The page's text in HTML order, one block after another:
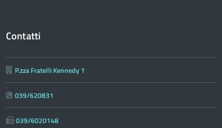
Contatti
P.zza Fratelli Kennedy 1
039/620831
039/6020148